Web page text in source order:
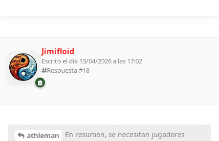
Jimifloid
Escrito el día 13/04/2026 a las 17:02
Respuesta #18
athleman
En resumen, se necesitan jugadores